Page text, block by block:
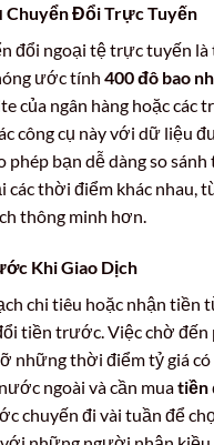
Chuyển Đổi Trực Tuyến
đổi ngoại tệ trực tuyến
ước tính 400 đô bao
của ngân hàng hoặc các
công cụ này với dữ liệu
phép bạn dễ dàng so sánh
các thời điểm khác nhau,
thông minh hơn.
Khi Giao Dịch
chi tiêu hoặc nhận tiền
tiền trước. Việc chờ đến
những thời điểm tỷ giá có
ngoài và cần muatiền
chuyến đi vài tuần để